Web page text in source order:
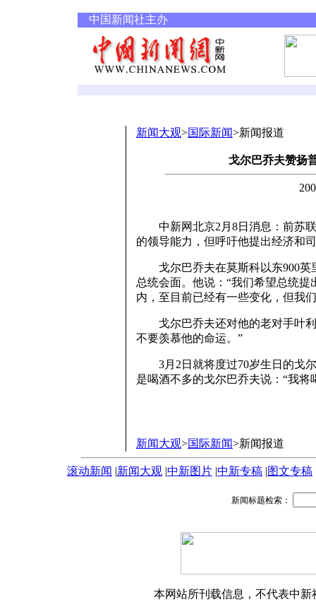
中国新闻社主办
新闻大观>国际新闻>新闻报道
戈尔巴乔夫赞扬
中新网北京2月8日消息：前苏联
的领导能力，但呼吁他提出经济和
戈尔巴乔夫在莫斯科以东900英
总统会面。他说：“我们希望总统
内，至目前已经有一些变化，但我
戈尔巴乔夫还对他的老对手叶利
不要羡慕他的命运。”
3月2日就将度过70岁生日的戈尔
是喝酒不多的戈尔巴乔夫说：“我
新闻大观>国际新闻>新闻报道
滚动新闻 |新闻大观 |中新图片 |中新专稿 |图文专稿
新闻标题检索：
本网站所刊载信息，不代表中